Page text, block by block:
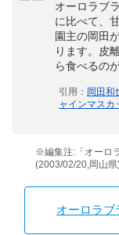
オーロラブ
に比べて、
園主の岡田
ります。皮
ら食べるの
引用： 岡田和
ャインマスカ
※編集注:「オーロ
(2003/02/20,岡山県
オーロラブ